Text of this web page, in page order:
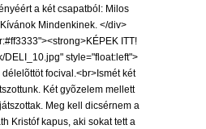
a két csapatból: Milos
Mindenkinek. </div>
ITT!
DELI_10.jpg" style="float:left">
focival.<br>Ismét két
Két gyõzelem mellett
Meg kell dicsérnem a
Kristóf kapus, aki sokat tett a